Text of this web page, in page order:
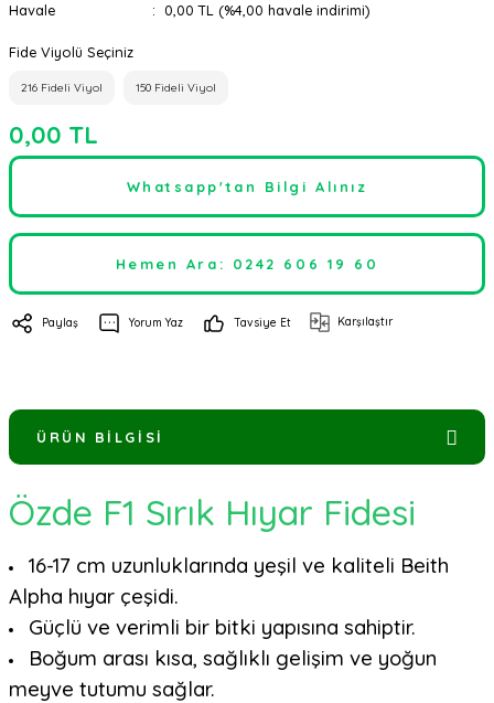
Havale
0,00 TL (%4,00 havale indirimi)
Fide Viyolü Seçiniz
216 Fideli Viyol 150 Fideli Viyol
0,00 TL
Whatsapp'tan Bilgi Alınız
Hemen Ara: 0242 606 19 60
Paylaş Yorum Yaz Tavsiye Et Karşılaştır
ÜRÜN BILGISI
Özde F1 Sırık Hıyar Fidesi
16-17 cm uzunluklarında yeşil ve kaliteli Beith
Alpha hıyar çeşidi.
Güçlü ve verimli bir bitki yapısına sahiptir.
Boğum arası kısa, sağlıklı gelişim ve yoğun
meyve tutumu sağlar.